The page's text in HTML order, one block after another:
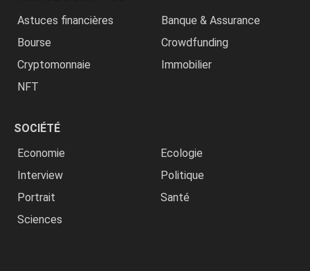
Astuces financières
Banque & Assurance
Bourse
Crowdfunding
Cryptomonnaie
Immobilier
NFT
SOCIÉTÉ
Economie
Ecologie
Interview
Politique
Portrait
Santé
Sciences